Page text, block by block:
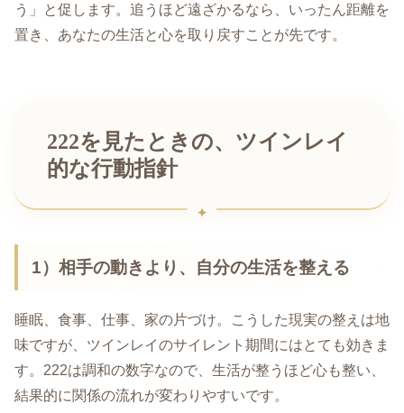
う」と促します。追うほど遠ざかるなら、いったん距離を
置き、あなたの生活と心を取り戻すことが先です。
222を見たときの、ツインレイ
的な行動指針
1）相手の動きより、自分の生活を整える
睡眠、食事、仕事、家の片づけ。こうした現実の整えは地
味ですが、ツインレイのサイレント期間にはとても効きま
す。222は調和の数字なので、生活が整うほど心も整い、
結果的に関係の流れが変わりやすいです。